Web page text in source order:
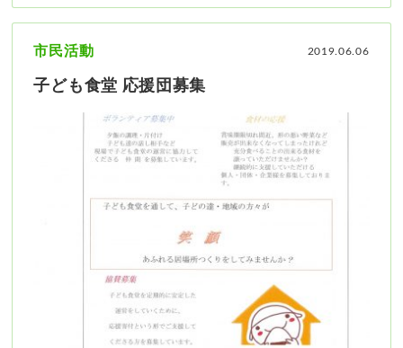
2019.06.06
市民活動
子ども食堂 応援団募集